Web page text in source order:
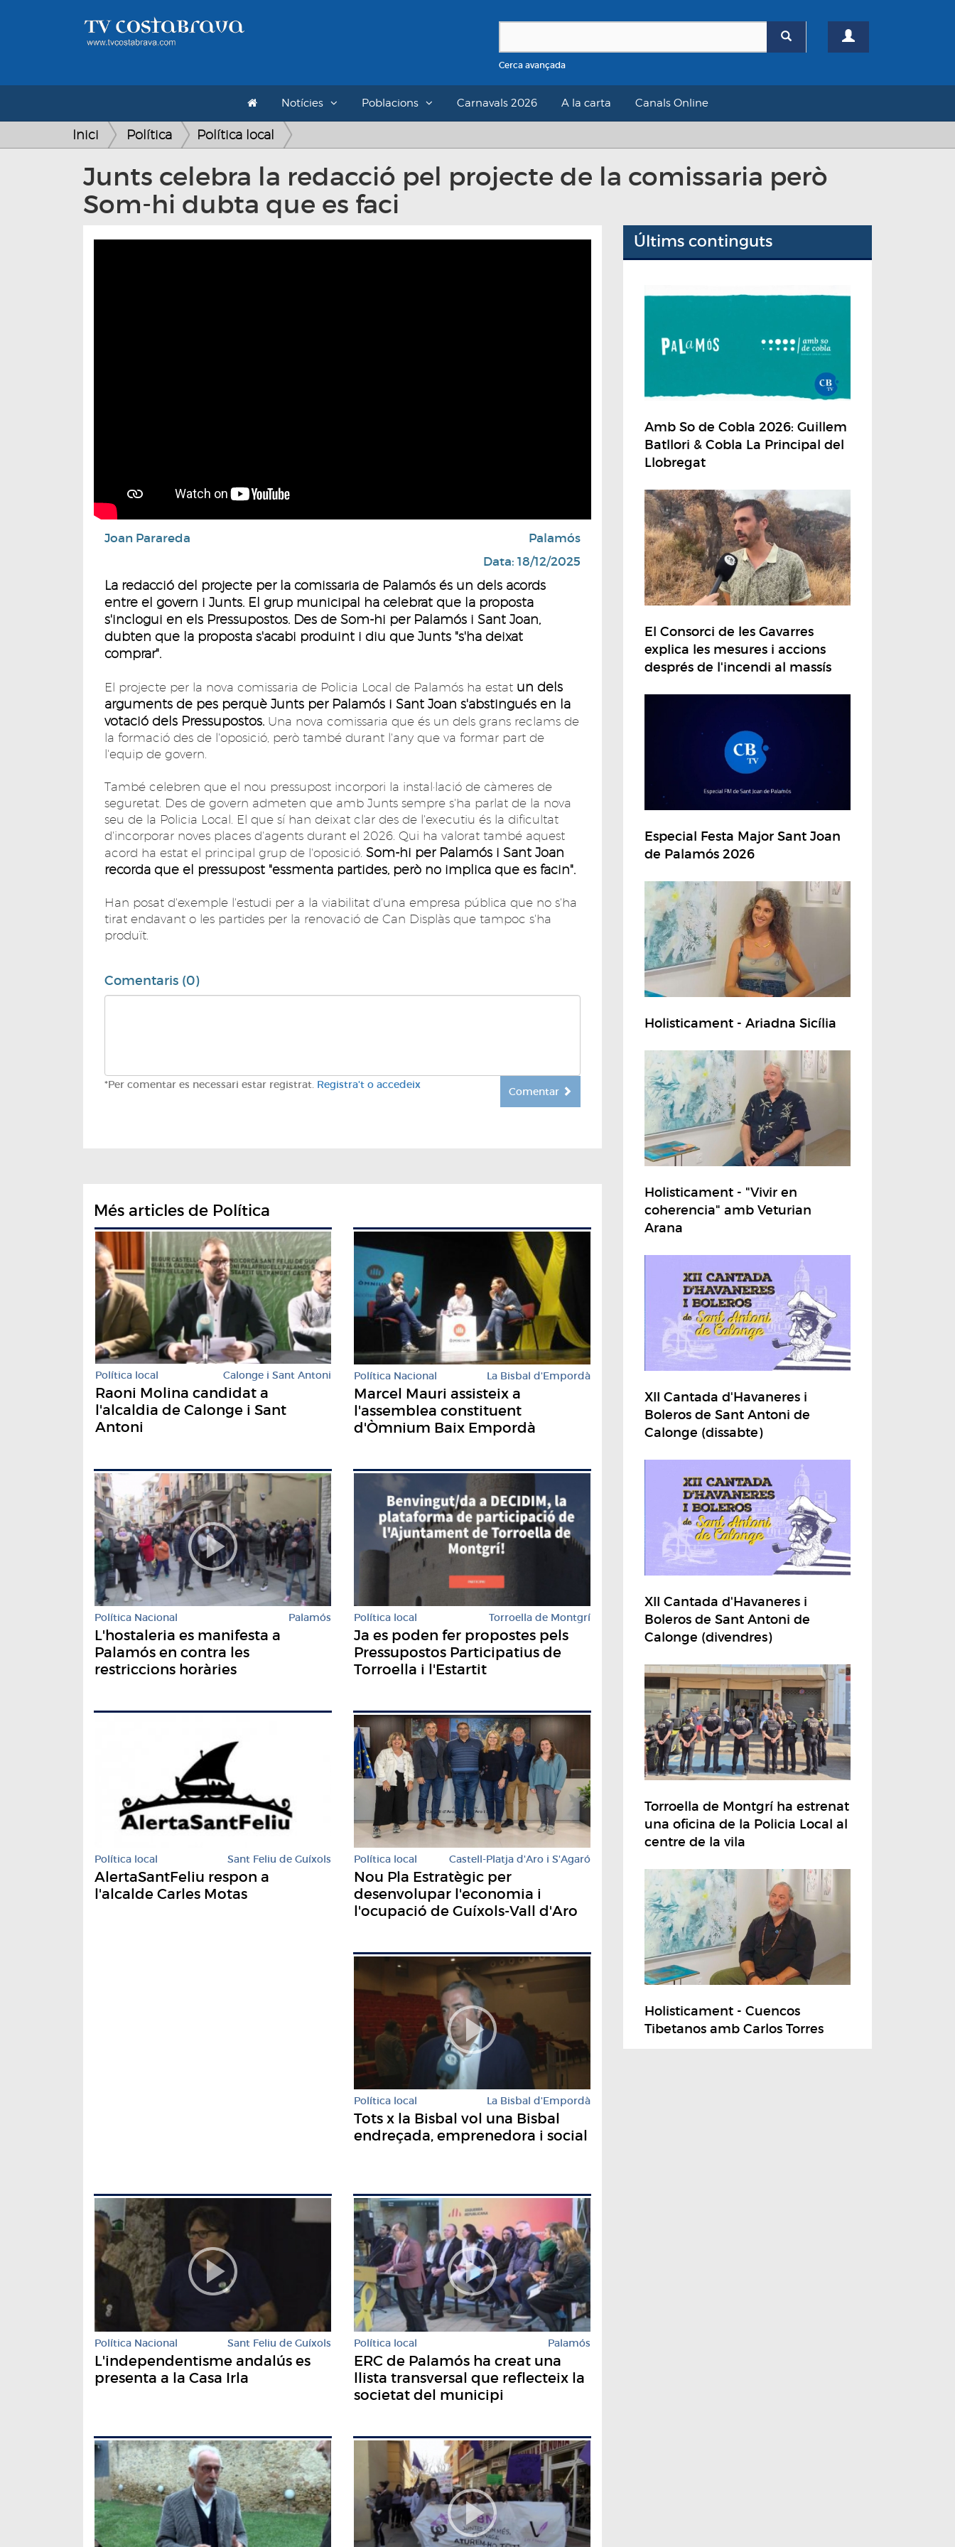
Cerca avançada
Notícies Poblacions Carnavals 2026 A la carta Canals Online
Inici Política Política local
Junts celebra la redacció pel projecte de la comissaria però
Som-hi dubta que es faci
Joan Parareda
Palamós
Data: 18/12/2025
La redacció del projecte per la comissaria de Palamós és un dels acords
entre el govern i Junts. El grup municipal ha celebrat que la proposta
s'inclogui en els Pressupostos. Des de Som-hi per Palamós i Sant Joan,
dubten que la proposta s'acabi produint i diu que Junts "s'ha deixat
comprar".
El projecte per la nova comissaria de Policia Local de Palamós ha estat un dels
arguments de pes perquè Junts per Palamós i Sant Joan s'abstingués en la
votació dels Pressupostos. Una nova comissaria que és un dels grans reclams de
la formació des de l'oposició, però també durant l'any que va formar part de
l'equip de govern.
També celebren que el nou pressupost incorpori la instal·lació de càmeres de
seguretat. Des de govern admeten que amb Junts sempre s'ha parlat de la nova
seu de la Policia Local. El que sí han deixat clar des de l'executiu és la dificultat
d'incorporar noves places d'agents durant el 2026. Qui ha valorat també aquest
acord ha estat el principal grup de l'oposició. Som-hi per Palamós i Sant Joan
recorda que el pressupost "essmenta partides, però no implica que es facin".
Han posat d'exemple l'estudi per a la viabilitat d'una empresa pública que no s'ha
tirat endavant o les partides per la renovació de Can Displàs que tampoc s'ha
produït.
Comentaris (0)
*Per comentar es necessari estar registrat. Registra't o accedeix
Comentar
Més articles de Política
Política local Calonge i Sant Antoni
Raoni Molina candidat a
l'alcaldia de Calonge i Sant
Antoni
Política Nacional La Bisbal d'Empordà
Marcel Mauri assisteix a
l'assemblea constituent
d'Òmnium Baix Empordà
Política Nacional Palamós
L'hostaleria es manifesta a
Palamós en contra les
restriccions horàries
Política local Torroella de Montgrí
Ja es poden fer propostes pels
Pressupostos Participatius de
Torroella i l'Estartit
Política local Sant Feliu de Guíxols
AlertaSantFeliu respon a
l'alcalde Carles Motas
Política local Castell-Platja d'Aro i S'Agaró
Nou Pla Estratègic per
desenvolupar l'economia i
l'ocupació de Guíxols-Vall d'Aro
Política local La Bisbal d'Empordà
Tots x la Bisbal vol una Bisbal
endreçada, emprenedora i social
Política Nacional Sant Feliu de Guíxols
L'independentisme andalús es
presenta a la Casa Irla
Política local Palamós
ERC de Palamós ha creat una
llista transversal que reflecteix la
societat del municipi
Últims continguts
Amb So de Cobla 2026: Guillem
Batllori & Cobla La Principal del
Llobregat
El Consorci de les Gavarres
explica les mesures i accions
després de l'incendi al massís
Especial Festa Major Sant Joan
de Palamós 2026
Holisticament - Ariadna Sicília
Holisticament - "Vivir en
coherencia" amb Veturian
Arana
XII Cantada d'Havaneres i
Boleros de Sant Antoni de
Calonge (dissabte)
XII Cantada d'Havaneres i
Boleros de Sant Antoni de
Calonge (divendres)
Torroella de Montgrí ha estrenat
una oficina de la Policia Local al
centre de la vila
Holisticament - Cuencos
Tibetanos amb Carlos Torres